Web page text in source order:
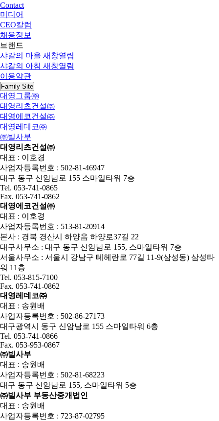
Contact
미디어
CEO칼럼
채용정보
브랜드
샤갈의 마을 새창열림
샤갈의 아침 새창열림
이용약관
Family Site
대영그룹㈜
대영리츠건설㈜
대영에코건설㈜
대영레데코㈜
㈜빌사부
대영리츠건설㈜
대표 : 이호경
사업자등록번호 : 502-81-46947
대구 동구 신암남로 155 스마일타워 7층
Tel. 053-741-0865
Fax. 053-741-0862
대영에코건설㈜
대표 : 이호경
사업자등록번호 : 513-81-20914
본사 : 경북 경산시 하양읍 하양로37길 22
대구사무소 : 대구 동구 신암남로 155, 스마일타워 7층
서울사무소 : 서울시 강남구 테헤란로 77길 11-9(삼성동) 삼성타
워 11층
Tel. 053-815-7100
Fax. 053-741-0862
대영레데코㈜
대표 : 송원배
사업자등록번호 : 502-86-27173
대구광역시 동구 신암남로 155 스마일타워 6층
Tel. 053-741-0866
Fax. 053-953-0867
㈜빌사부
대표 : 송원배
사업자등록번호 : 502-81-68223
대구 동구 신암남로 155, 스마일타워 5층
㈜빌사부 부동산중개법인
대표 : 송원배
사업자등록번호 : 723-87-02795